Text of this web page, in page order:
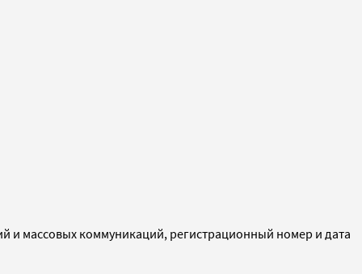
и массовых коммуникаций, регистрационный номер и дата